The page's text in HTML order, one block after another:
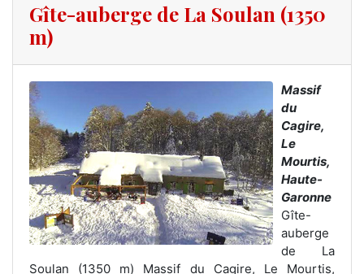
Gîte-auberge de La Soulan (1350
m)
Massif
du
Cagire,
Le
Mourtis,
Haute-
Garonne
Gîte-
auberge
de La
Soulan (1350 m) Massif du Cagire, Le Mourtis,